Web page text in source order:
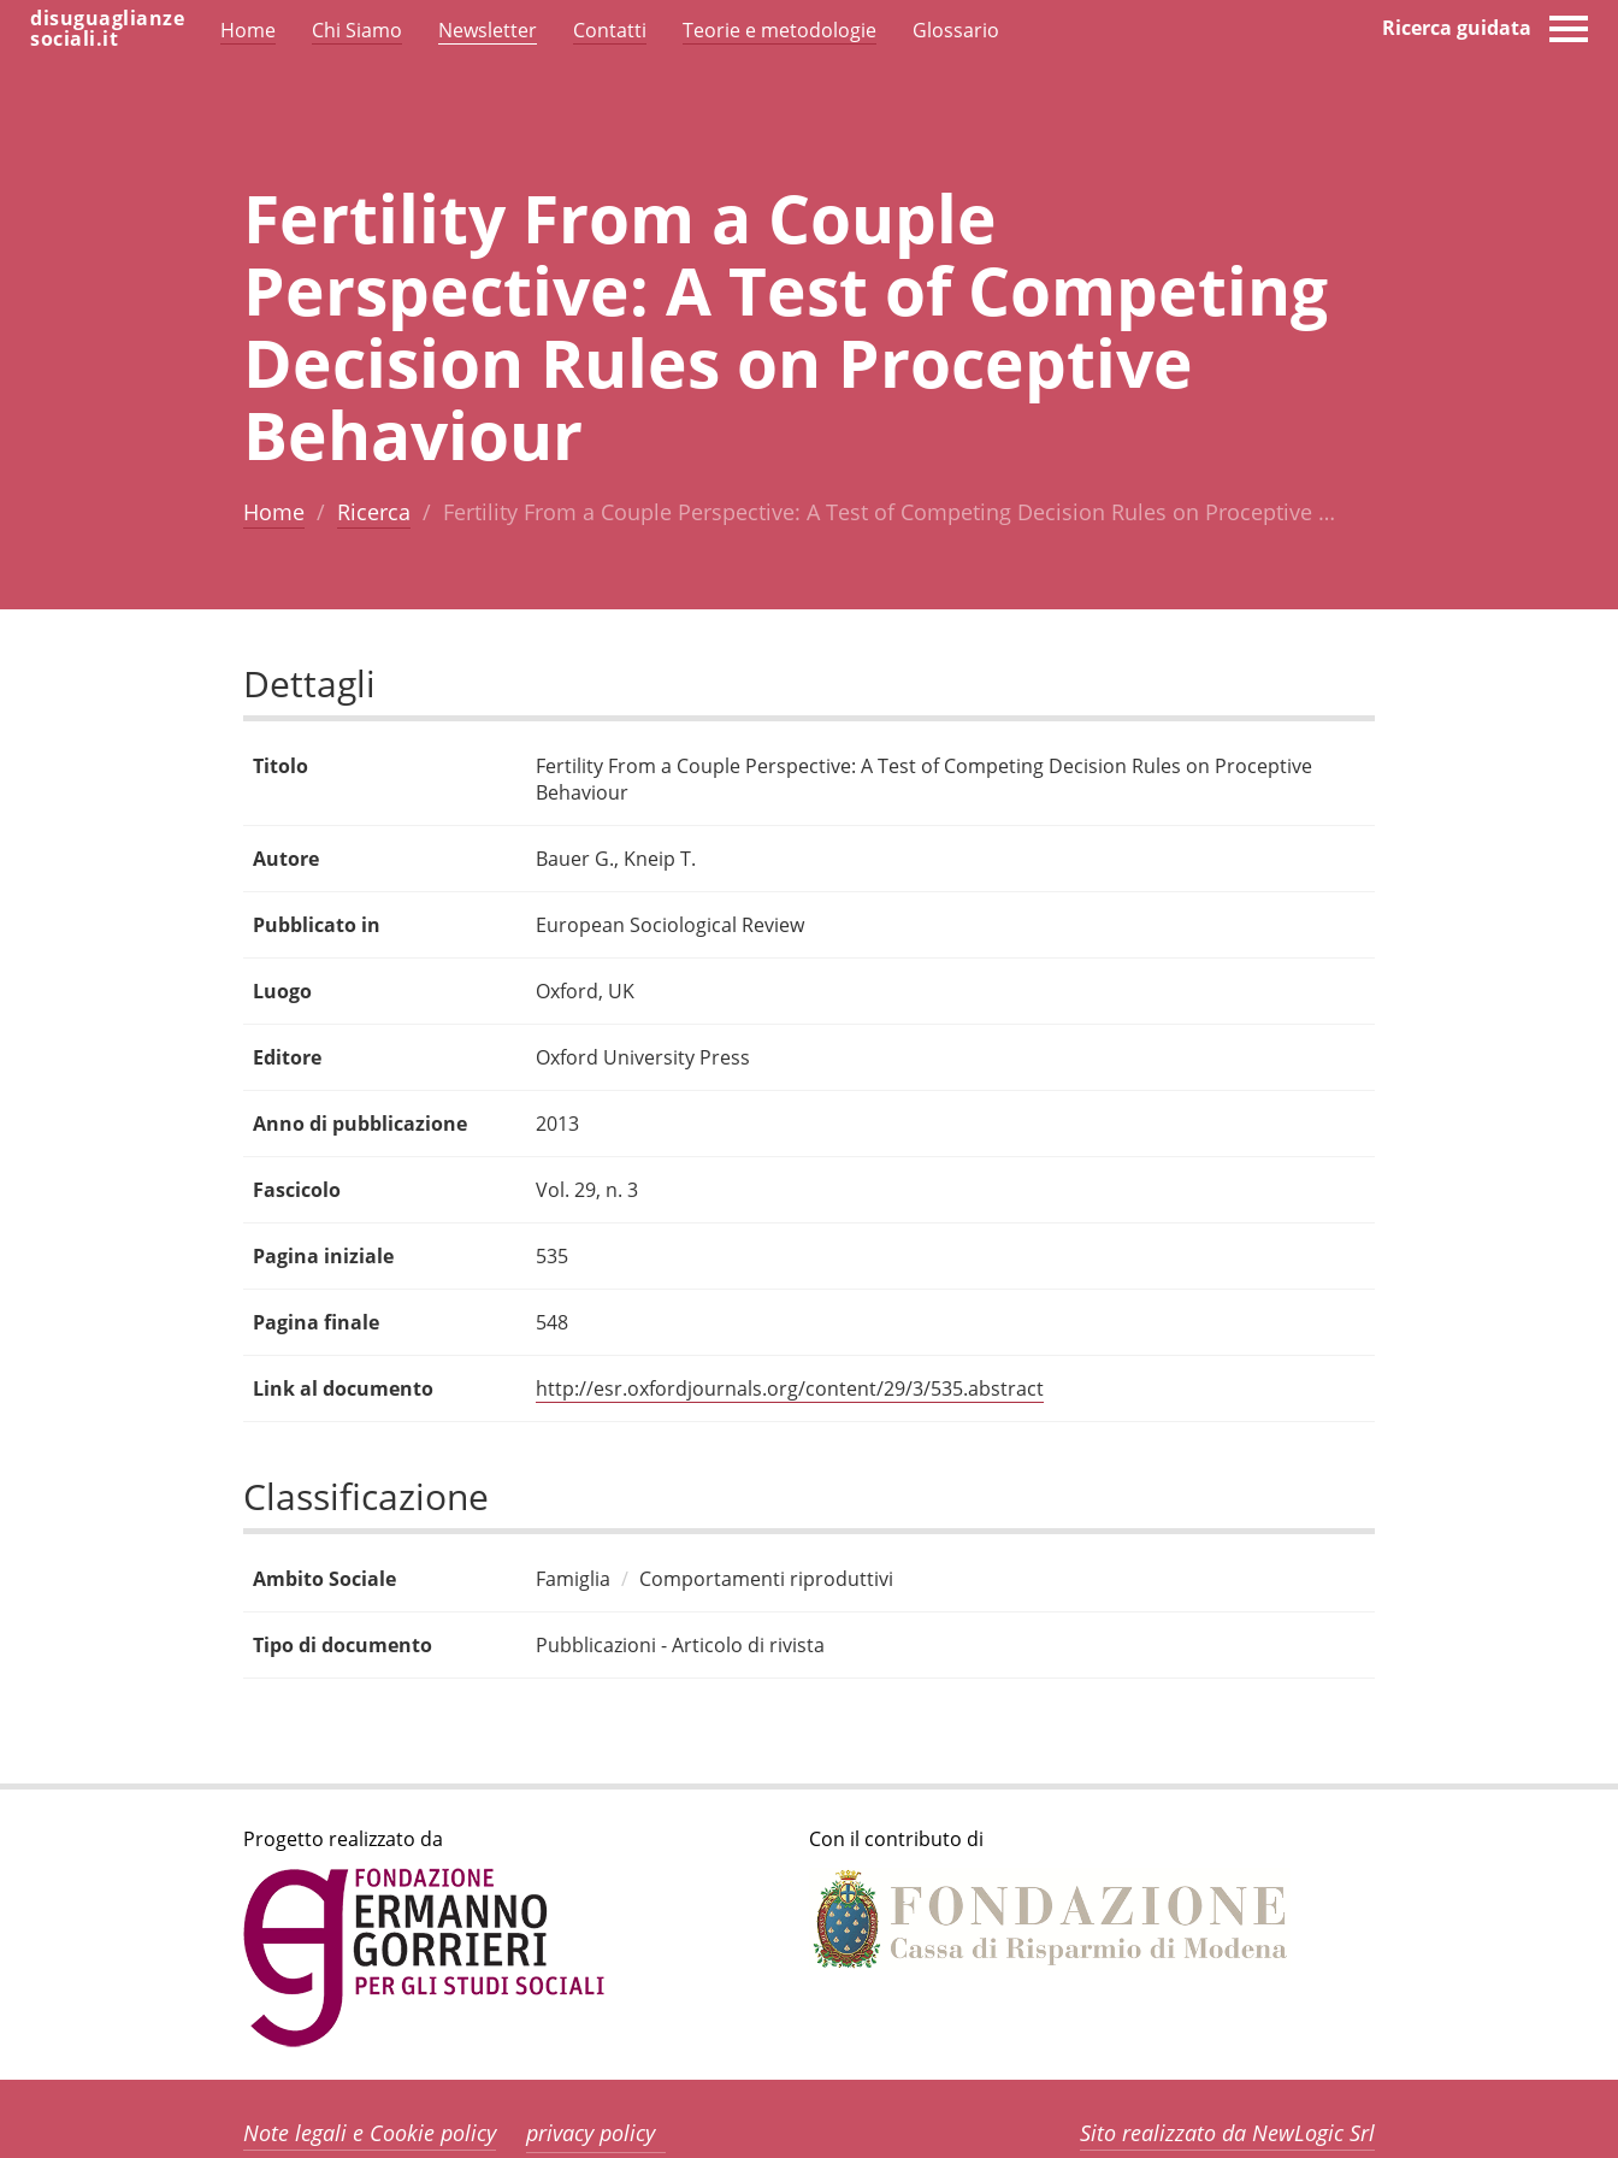
disuguaglianze
sociali.it Home Chi Siamo Newsletter Contatti Teorie e metodologie Glossario Ricerca guidata
Fertility From a Couple
Perspective: A Test of Competing
Decision Rules on Proceptive
Behaviour
Home Ricerca Fertility From a Couple Perspective: A Test of Competing Decision Rules on Proceptive …
Dettagli
Titolo
Fertility From a Couple Perspective: A Test of Competing Decision Rules on Proceptive
Behaviour
Autore Bauer G., Kneip T.
Pubblicato in European Sociological Review
Luogo Oxford, UK
Editore Oxford University Press
Anno di pubblicazione 2013
Fascicolo Vol. 29, n. 3
Pagina iniziale 535
Pagina finale 548
Link al documento http://esr.oxfordjournals.org/content/29/3/535.abstract
Classificazione
Ambito Sociale Famiglia Comportamenti riproduttivi
Tipo di documento Pubblicazioni - Articolo di rivista
Progetto realizzato da Con il contributo di
Note legali e Cookie policy privacy policy Sito realizzato da NewLogic Srl